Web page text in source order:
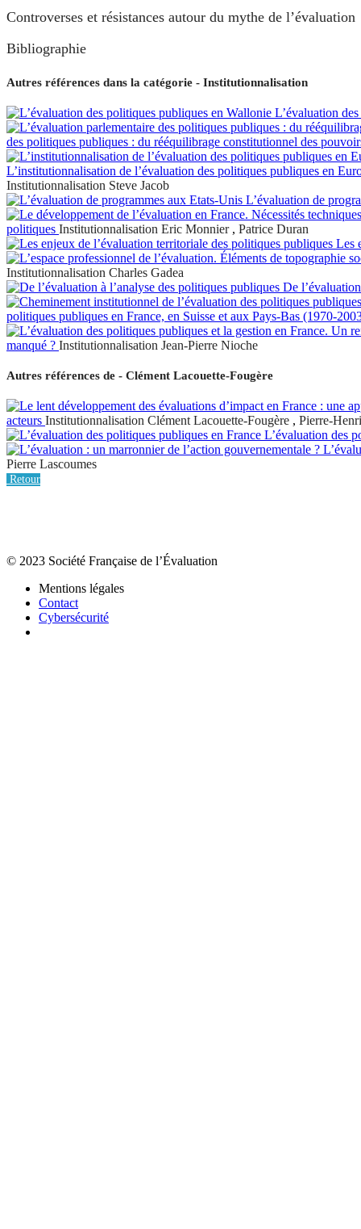
Controverses et résistances autour du mythe de l’évaluation
Bibliographie
Autres références dans la catégorie - Institutionnalisation
L’évaluation
des politiques publiques : du rééquilibrage constitutionnel des
L’institutionnalisation de l’évaluation des politiques publiques en
Institutionnalisation Steve Jacob
L’évaluation de
politiques Institutionnalisation Eric Monnier , Patrice Duran
Les
Institutionnalisation Charles Gadea
De
politiques publiques en France, en Suisse et aux Pays-Bas (1970-
manqué ? Institutionnalisation Jean-Pierre Nioche
Autres références de - Clément Lacouette-Fougère
acteurs Institutionnalisation Clément Lacouette-Fougère , Pierre-
L’évaluation des
Pierre Lascoumes
Retour
© 2023 Société Française de l’Évaluation
Mentions légales
Contact
Cybersécurité